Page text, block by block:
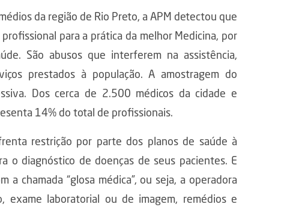
da região de Rio Preto, a APM detectou que
para a prática da melhor Medicina, por
São abusos que interferem na assistência,
prestados à população. A amostragem do
Dos cerca de 2.500 médicos da cidade e
14% do total de profissionais.
restrição por parte dos planos de saúde à
o diagnóstico de doenças de seus pacientes. E
a chamada “glosa médica”, ou seja, a operadora
exame laboratorial ou de imagem, remédios e